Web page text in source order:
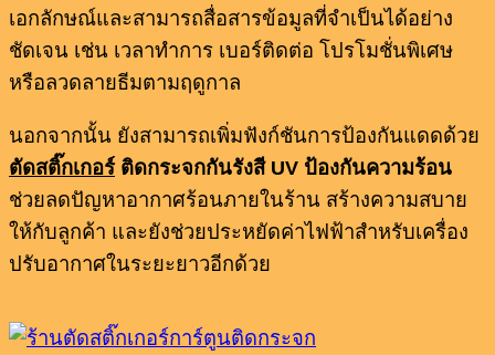
เอกลักษณ์และสามารถสื่อสารข้อมูลที่จำเป็นได้อย่าง
ชัดเจน เช่น เวลาทำการ เบอร์ติดต่อ โปรโมชั่นพิเศษ
หรือลวดลายธีมตามฤดูกาล
นอกจากนั้น ยังสามารถเพิ่มฟังก์ชันการป้องกันแดดด้วย
ตัดสติ๊กเกอร์ติดกระจกกันรังสี UV ป้องกันความร้อน
ช่วยลดปัญหาอากาศร้อนภายในร้าน สร้างความสบาย
ให้กับลูกค้า และยังช่วยประหยัดค่าไฟฟ้าสำหรับเครื่อง
ปรับอากาศในระยะยาวอีกด้วย